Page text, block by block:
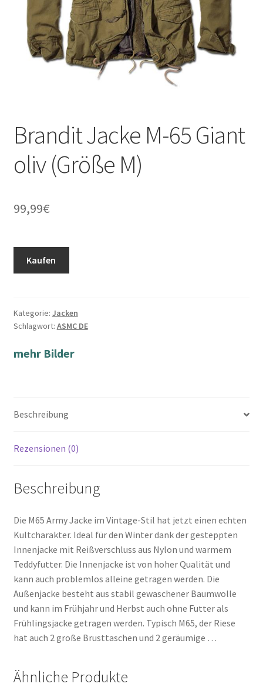
Brandit Jacke M-65 Giant
oliv (Größe M)
99,99€
Kaufen
Kategorie: Jacken
Schlagwort: ASMC DE
mehr Bilder
Beschreibung
Rezensionen (0)
Beschreibung
Die M65 Army Jacke im Vintage-Stil hat jetzt einen echten
Kultcharakter. Ideal für den Winter dank der gesteppten
Innenjacke mit Reißverschluss aus Nylon und warmem
Teddyfutter. Die Innenjacke ist von hoher Qualität und
kann auch problemlos alleine getragen werden. Die
Außenjacke besteht aus stabil gewaschener Baumwolle
und kann im Frühjahr und Herbst auch ohne Futter als
Frühlingsjacke getragen werden. Typisch M65, der Riese
hat auch 2 große Brusttaschen und 2 geräumige …
Ähnliche Produkte